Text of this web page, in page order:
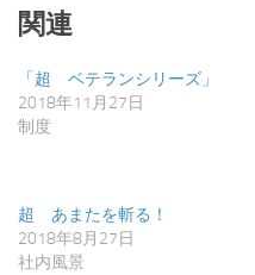
開
き
ま
関連
「超 ベテランシリーズ」
2018年11月27日
制度
超 あまたを斬る！
2018年8月27日
社内風景